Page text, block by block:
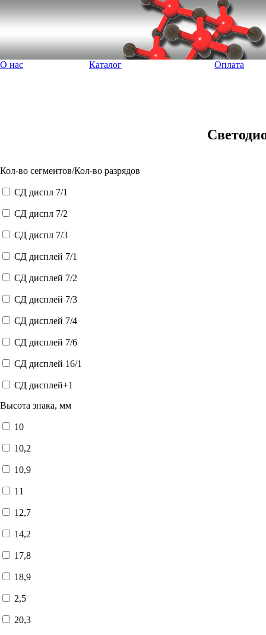
О нас Каталог Оплата
Кол-во сегментов/Кол-во разрядов
СД диспл 7/1
СД диспл 7/2
СД диспл 7/3
СД дисплей 7/1
СД дисплей 7/2
СД дисплей 7/3
СД дисплей 7/4
СД дисплей 7/6
СД дисплей 16/1
СД дисплей+1
Высота знака, мм
10
10,2
10,9
11
12,7
14,2
17,8
18,9
2,5
20,3